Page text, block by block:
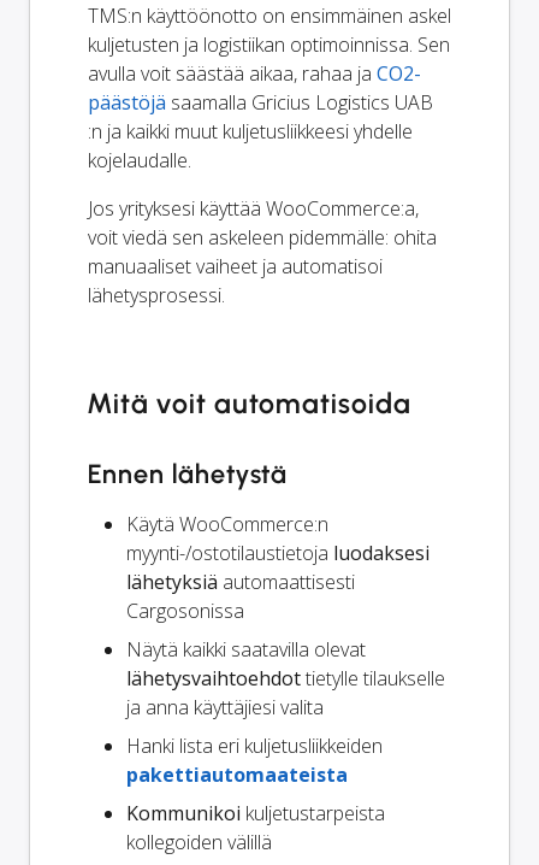
TMS:n käyttöönotto on ensimmäinen askel
kuljetusten ja logistiikan optimoinnissa. Sen
avulla voit säästää aikaa, rahaa ja CO2-
päästöjä saamalla Gricius Logistics UAB
:n ja kaikki muut kuljetusliikkeesi yhdelle
kojelaudalle.
Jos yrityksesi käyttää WooCommerce:a,
voit viedä sen askeleen pidemmälle: ohita
manuaaliset vaiheet ja automatisoi
lähetysprosessi.
Mitä voit automatisoida
Ennen lähetystä
Käytä WooCommerce:n
myynti-/ostotilaustietoja luodaksesi
lähetyksiä automaattisesti
Cargosonissa
Näytä kaikki saatavilla olevat
lähetysvaihtoehdottietylle tilaukselle
ja anna käyttäjiesi valita
Hanki lista eri kuljetusliikkeiden
pakettiautomaateista
Kommunikoi kuljetustarpeista
kollegoiden välillä